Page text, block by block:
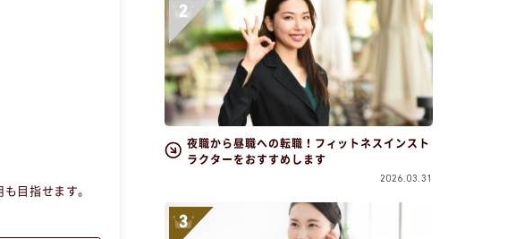
目指せます。
夜職から昼職への転職！フィットネスインスト
ラクターをおすすめします
2026.03.31